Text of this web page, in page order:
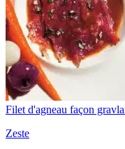
Filet d'agneau façon
Zeste